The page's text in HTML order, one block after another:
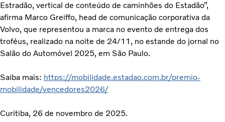
Estradão, vertical de conteúdo de caminhões do Estadão”,
afirma Marco Greiffo, head de comunicação corporativa da
Volvo, que representou a marca no evento de entrega dos
troféus, realizado na noite de 24/11, no estande do jornal no
Salão do Automóvel 2025, em São Paulo.
Saiba mais: https://mobilidade.estadao.com.br/premio-
mobilidade/vencedores2026/
Curitiba, 26 de novembro de 2025.